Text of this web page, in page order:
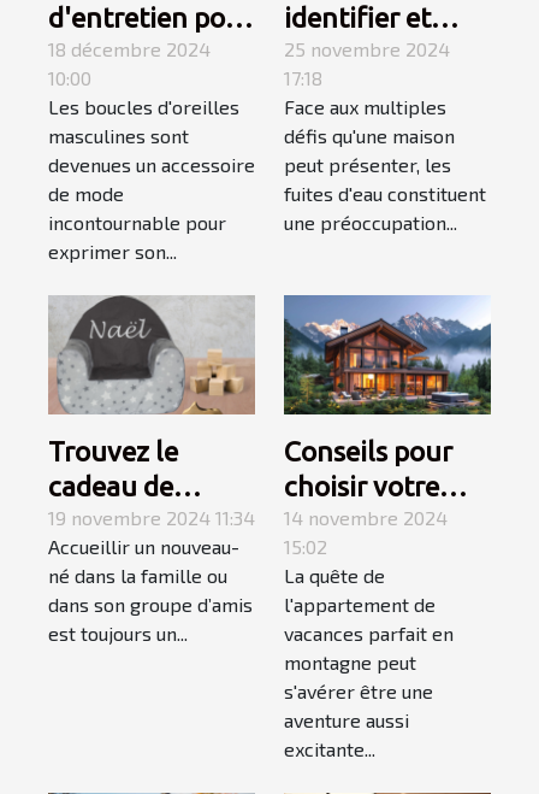
d'entretien pour
boucles
d'oreilles
masculines
18 décembre 2024
10:00
Les boucles d'oreilles
masculines sont
devenues un accessoire
de mode
incontournable pour
exprimer son...
identifier et
réparer les
fuites d'eau
chez soi
25 novembre 2024
17:18
Face aux multiples
défis qu'une maison
peut présenter, les
fuites d'eau constituent
une préoccupation...
Trouvez le
cadeau de
naissance
parfait avec les
produits
personnalisés de
19 novembre 2024 11:34
Accueillir un nouveau-
né dans la famille ou
dans son groupe d’amis
est toujours un...
Conseils pour
choisir votre
appartement de
vacances en
montagne
14 novembre 2024
15:02
La quête de
l'appartement de
vacances parfait en
montagne peut
s'avérer être une
aventure aussi
excitante...